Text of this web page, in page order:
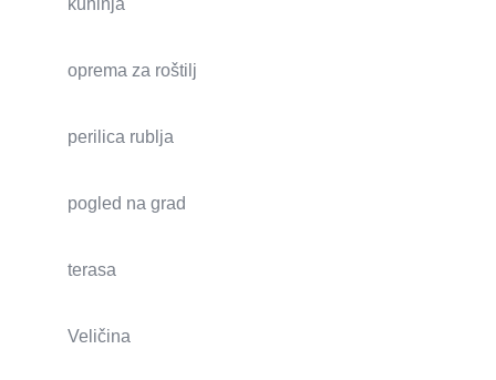
oprema za roštilj
perilica rublja
pogled na grad
terasa
Veličina